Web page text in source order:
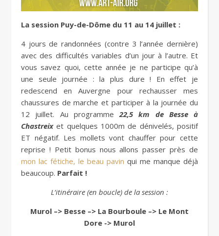
La session Puy-de-Dôme du 11 au 14 juillet :
4 jours de randonnées (contre 3 l’année dernière)
avec des difficultés variables d’un jour à l’autre. Et
vous savez quoi, cette année je ne participe qu’à
une seule journée : la plus dure ! En effet je
redescend en Auvergne pour rechausser mes
chaussures de marche et participer à la journée du
12 juillet. Au programme 22,5 km de Besse à
Chastreixet quelques 1000m de dénivelés, positif
ET négatif. Les mollets vont chauffer pour cette
reprise ! Petit bonus nous allons passer près de
mon lac fétiche, le beau pavin qui me manque déjà
beaucoup. Parfait !
L’itinéraire (en boucle) de la session :
Murol –> Besse –> La Bourboule –> Le Mont
Dore -> Murol